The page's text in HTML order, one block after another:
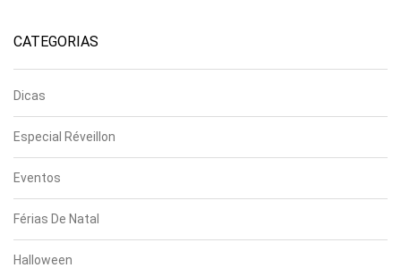
CATEGORIAS
Dicas
Especial Réveillon
Eventos
Férias De Natal
Halloween